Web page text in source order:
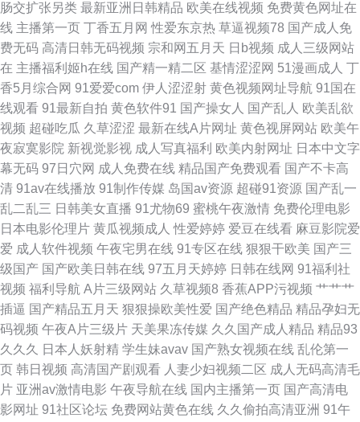
夜少好福利 超碰性爱 欧美人妖网站 亚州另类10页 变态另类第7页 九一免费
日韩老湿有码日韩 91福利老司机 国产欧美日韩另类 51福利导航 国产人人操
人人 青青伊人大香蕉 91蜜桃在线观看 国产一二三 人人操B人人乐 在线成人
福利av 超碰碰人妻無碼 久久理论婷婷网 最新人妻AV电影 国家肏主播 人人吊
夜夜操 91视频自 国产综合三级 人妻视频网站91 伊人春婷婷 超碰美国 久久
靑青操 少妇后入中出 大香蕉伊人網 日韩无码下载 99视频热播 精东毛片 五
月天导航 97偷拍门事件 狼人伊人 伪娘撸管 成人综合剧场 欧美穴穴 变态人
妖肛交 欧洲一区二区
肠交扩张另类 最新亚洲日韩精品 欧美在线视频 免费黄色网址在
线 主播第一页 丁香五月网 性爱东京热 草逼视频78 国产成人免
费无码 高清日韩无码视频 宗和网五月天 日b视频 成人三级网站
在 主播福利姬h在线 国产精一精二区 基情涩涩网 51漫画成人 丁
香5月综合网 91爱爱com 伊人涩涩射 黄色视频网址导航 91国在
线观看 91最新自拍 黄色软件91 国产操女人 国产乱人 欧美乱欲
视频 超碰吃瓜 久草涩涩 最新在线A片网址 黄色视屏网站 欧美午
夜寂寞影院 新视觉影视 成人写真福利 欧美内射网址 日本中文字
幕无码 97日穴网 成人免费在线 精品国产免费观看 国产不卡高
清 91av在线播放 91制作传媒 岛国av资源 超碰91资源 国产乱一
乱二乱三 日韩美女直播 91尤物69 蜜桃午夜激情 免费伦理电影
日本电影伦理片 黄瓜视频成人 性爱婷婷 爱豆在线看 麻豆影院爱
爱 成人软件视频 午夜宅男在线 91专区在线 狠狠干欧美 国产三
级国产 国产欧美日韩在线 97五月天婷婷 日韩在线网 91福利社
视频 福利导航 A片三级网站 久草视频8 香蕉APP污视频 艹艹艹
插逼 国产精品五月天 狠狠操欧美性爱 国产绝色精品 精品孕妇无
码视频 午夜A片三级片 天美果冻传媒 久久国产成人精品 精品93
久久久
日本人妖射精 学生妹avav 国产熟女视频在线 乱伦第一
页 韩日视频 高清国产剧观看 人妻少妇视频二区 成人无码高清毛
片 亚洲av激情电影 午夜导航在线 国内主播第一页 国产高清电
影网址 91社区论坛 免费网站黄色在线 久久偷拍高清亚洲 91午